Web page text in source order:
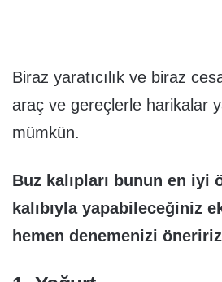
Biraz yaratıcılık ve biraz
araç ve gereçlerle harikalar
mümkün.
Buz kalıpları bunun en iyi
kalıbıyla yapabileceğiniz
hemen denemenizi